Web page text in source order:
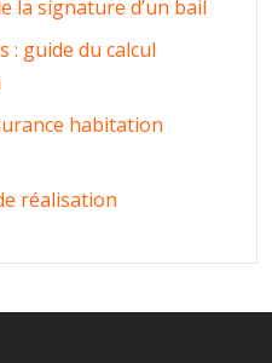
la signature d’un bail
: guide du calcul
habitation
réalisation